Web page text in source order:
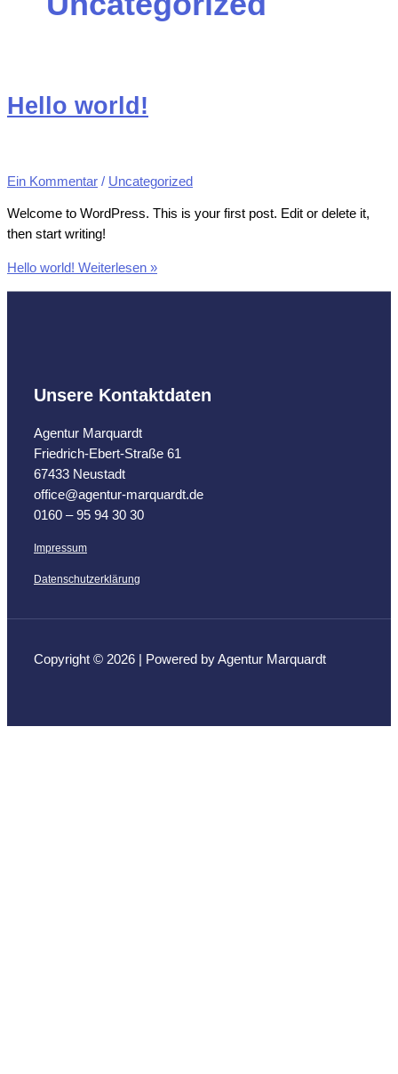
Hello world!
Ein Kommentar / Uncategorized
Welcome to WordPress. This is your first post. Edit or delete it,
then start writing!
Hello world! Weiterlesen »
Unsere Kontaktdaten
Agentur Marquardt
Friedrich-Ebert-Straße 61
67433 Neustadt
office@agentur-marquardt.de
0160 – 95 94 30 30
Impressum
Datenschutzerklärung
Copyright © 2026 | Powered by Agentur Marquardt